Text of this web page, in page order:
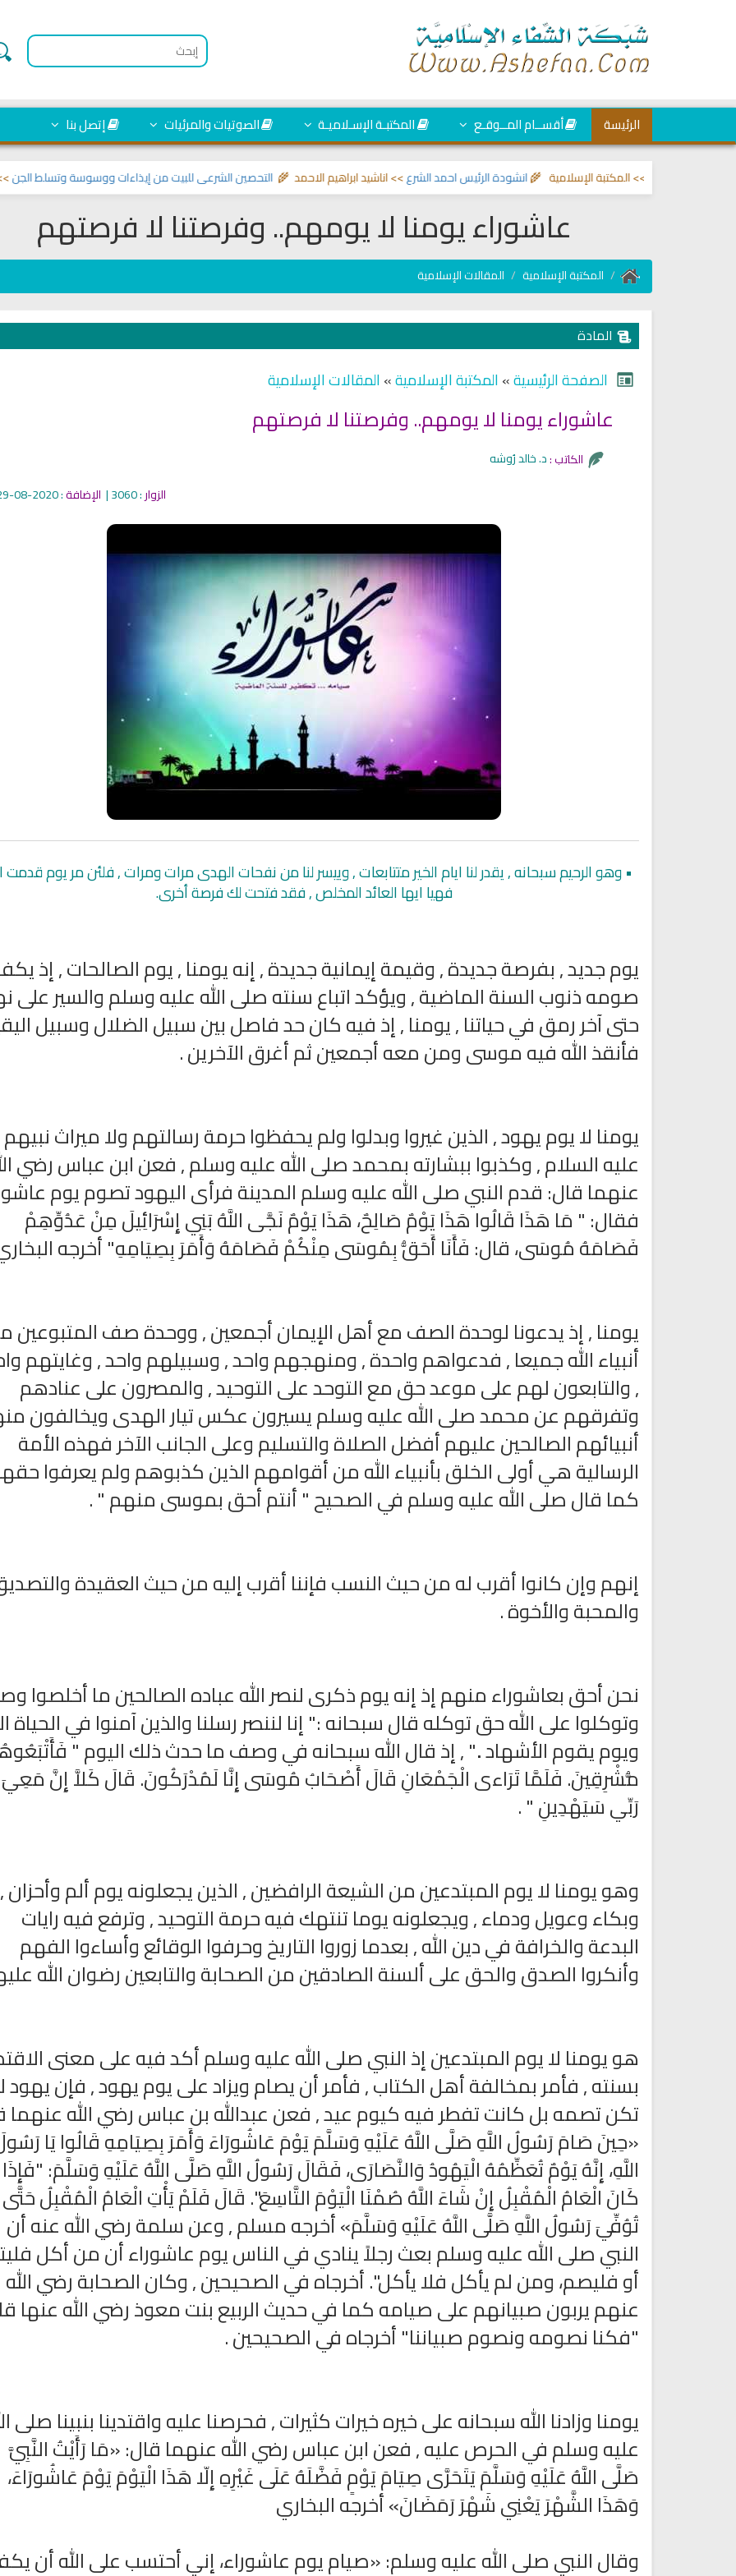
الرئيسة أقســام المــوقـع المكتبـة الإسـلاميـة الصوتيات والمرئيات إتصل بنا
التحصين الشرعي للبيت من إيذاءات ووسوسة وتسلط الجن>> مواضيع انشودة الرئيس احمد الشرع>> اناشيد ابراهيم الاحمد 🌾 >> المكتبة الإسلامية 🌾
عاشوراء يومنا لا يومهم.. وفرصتنا لا فرصتهم
المكتبة الإسلامية المقالات الإسلامية
المادة
الصفحة الرئيسية»المكتبة الإسلامية»المقالات الإسلامية
الكاتب :
الزوار: 3060 | الإضافة: 2020-08-29
•وهو الرحيم سبحانه , يقدر لنا ايام الخير متتابعات , وييسر لنا من نفحات الهدى مرات ومرات , فلئن مر يوم قدمت
فهيا ايها العائد المخلص , فقد فتحت لك فرصة أخرى.
يوم جديد , بفرصة جديدة , وقيمة إيمانية جديدة , إنه يومنا , يوم الصالحات , إذ
صومه ذنوب السنة الماضية , ويؤكد اتباع سنته صلى الله عليه وسلم والسير على
حتى آخر رمق في حياتنا , يومنا , إذ فيه كان حد فاصل بين سبيل الضلال وسبيل
فأنقذ الله فيه موسى ومن معه أجمعين ثم أغرق الآخرين .
يومنا لا يوم يهود , الذين غيروا وبدلوا ولم يحفظوا حرمة رسالتهم ولا ميراث نبيهم
عليه السلام , وكذبوا ببشارته بمحمد صلى الله عليه وسلم , فعن ابن عباس رضي
عنهما قال: قدم النبي صلى الله عليه وسلم المدينة فرأى اليهود تصوم يوم
فقال: " مَا هَذَا قَالُوا هَذَا يَوْمٌ صَالِحٌ، هَذَا يَوْمٌ نَجَّى اللَّهُ بَنِي إِسْرَائِيلَ مِنْ عَدُوِّهِمْ
فَصَامَهُ مُوسَى، قال: فَأَنَا أَحَقُّ بِمُوسَى مِنْكُمْ فَصَامَهُ وَأَمَرَ بِصِيَامِهِ" أخرجه البخاري
يومنا , إذ يدعونا لوحدة الصف مع أهل الإيمان أجمعين , ووحدة صف المتبوعين
أنبياء الله جميعا , فدعواهم واحدة , ومنهجهم واحد , وسبيلهم واحد , وغايتهم
, والتابعون لهم على موعد حق مع التوحد على التوحيد , والمصرون على عنادهم
وتفرقهم عن محمد صلى الله عليه وسلم يسيرون عكس تيار الهدى ويخالفون
أنبيائهم الصالحين عليهم أفضل الصلاة والتسليم وعلى الجانب الآخر فهذه الأمة
الرسالية هي أولى الخلق بأنبياء الله من أقوامهم الذين كذبوهم ولم يعرفوا
كما قال صلى الله عليه وسلم في الصحيح " أنتم أحق بموسى منهم " .
إنهم وإن كانوا أقرب له من حيث النسب فإننا أقرب إليه من حيث العقيدة
والمحبة والأخوة .
نحن أحق بعاشوراء منهم إذ إنه يوم ذكرى لنصر الله عباده الصالحين ما أخلصوا
وتوكلوا على الله حق توكله قال سبحانه :" إنا لننصر رسلنا والذين آمنوا في الحياة
ويوم يقوم الأشهاد .." , إذ قال الله سبحانه في وصف ما حدث ذلك اليوم "
مُّشْرِقِينَ. فَلَمَّا تَرَاءى الْجَمْعَانِ قَالَ أَصْحَابُ مُوسَى إِنَّا لَمُدْرَكُونَ. قَالَ كَلاَّ إِنَّ مَعِيَ
رَبِّي سَيَهْدِينِ " .
وهو يومنا لا يوم المبتدعين من الشيعة الرافضين , الذين يجعلونه يوم ألم وأحزان ,
وبكاء وعويل ودماء , ويجعلونه يوما تنتهك فيه حرمة التوحيد , وترفع فيه رايات
البدعة والخرافة في دين الله , بعدما زوروا التاريخ وحرفوا الوقائع وأساءوا الفهم
وأنكروا الصدق والحق على ألسنة الصادقين من الصحابة والتابعين رضوان الله
هو يومنا لا يوم المبتدعين إذ النبي صلى الله عليه وسلم أكد فيه على معنى
بسنته , فأمر بمخالفة أهل الكتاب , فأمر أن يصام ويزاد على يوم يهود , فإن يهود
تكن تصمه بل كانت تفطر فيه كيوم عيد , فعن عبدالله بن عباس رضي الله عنهما
«حِينَ صَامَ رَسُولُ اللَّهِ صَلَّى اللَّهُ عَلَيْهِ وَسَلَّمَ يَوْمَ عَاشُورَاءَ وَأَمَرَ بِصِيَامِهِ قَالُوا يَا
اللَّهِ، إِنَّهُ يَوْمٌ تُعَظِّمُهُ الْيَهُودُ وَالنَّصَارَى، فَقَالَ رَسُولُ اللَّهِ صَلَّى اللَّهُ عَلَيْهِ وَسَلَّمَ: "فَإِذَا
كَانَ الْعَامُ الْمُقْبِلُ إِنْ شَاءَ اللَّهُ صُمْنَا الْيَوْمَ التَّاسِعَ". قَالَ فَلَمْ يَأْتِ الْعَامُ الْمُقْبِلُ حَتَّى
تُوُفِّيَ رَسُولُ اللَّهِ صَلَّى اللَّهُ عَلَيْهِ وَسَلَّمَ» أخرجه مسلم , وعن سلمة رضي الله عنه أن
النبي صلى الله عليه وسلم بعث رجلاً ينادي في الناس يوم عاشوراء أن من أكل
أو فليصم، ومن لم يأكل فلا يأكل". أخرجاه في الصحيحين , وكان الصحابة رضي الله
عنهم يربون صبيانهم على صيامه كما في حديث الربيع بنت معوذ رضي الله عنها
"فكنا نصومه ونصوم صبياننا" أخرجاه في الصحيحين .
يومنا وزادنا الله سبحانه على خيره خيرات كثيرات , فحرصنا عليه واقتدينا بنبينا صلى
عليه وسلم في الحرص عليه , فعن ابن عباس رضي الله عنهما قال: «مَا رَأَيْتُ النَّبِيَّ
صَلَّى اللَّهُ عَلَيْهِ وَسَلَّمَ يَتَحَرَّى صِيَامَ يَوْمٍ فَضَّلَهُ عَلَى غَيْرِهِ إِلّا هَذَا الْيَوْمَ يَوْمَ عَاشُورَاءَ،
وَهَذَا الشَّهْرَ يَعْنِي شَهْرَ رَمَضَانَ» أخرجه البخاري
وقال النبي صلى الله عليه وسلم: «صيام يوم عاشوراء، إني أحتسب على الله أن
Ruqyah Shariah
Ruqyah Shariah Full Mishary
Rashid Al Afasy Mp3 الرقية
الشرعية
Ruqyah Shariah
Sihir Jin Yahudi pada Seorang
Wanita
انشودة تلك أمي
أناشيد الأم
اقمار الهبارية
فريق أجناد للفن الاسلامي
15287 | 2025-11-03
انشودة مشاعل الشمال
فريق أجناد للفن الاسلامي
21728 | 2025-05-04
انشودة لم
أناشيد
19358 | 2025-04-09
الترجمات الصوتية لمعاني
القرآن Mp3
7158 | 2024-05-29
القرآن Mp3
12487 | 2024-05-29
القرآن Mp3
11460 | 2024-05-29
الكريم مباشرة بصوت الشيخ
ماهر المعيقلي
اذاعة الرقية الشرعية مباشر راديو الشيخ عبد المحسن العبيكان
للقران الكريم
القران الكريم مباشرة
سعد
كتب الأسرة والمرأة المسلمة
تحميل كتب السيرة النبوية
تحميل كتب السيرة النبوية
تحميل كتب السيرة